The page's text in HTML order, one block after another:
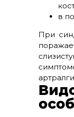
в
При